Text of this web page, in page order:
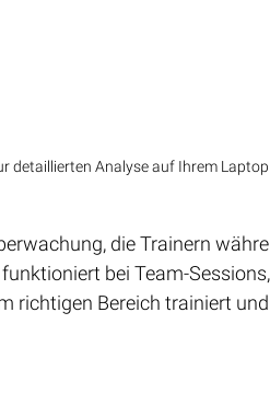
detaillierten Analyse auf Ihrem
die Trainern
bei Team-
richtigen Bereich trainiert